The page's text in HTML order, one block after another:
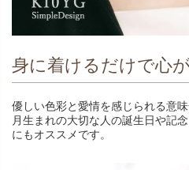
身に着けるだけで心
優しい色彩と愛情を感じられる意
月生まれの大切な人の誕生日や記
にもオススメです。